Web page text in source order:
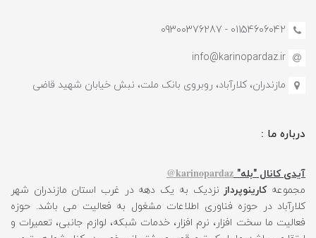
01154606042 - 09300376287
info@karinopardaz.ir
مازندران، کلارآباد، روبروی بانک ملت، نبش خیابان شهید قاضی
درباره ما :
آیدی کانال "بله" karinopardaz@
مجموعهکارینوپرداز نزدیک به یک دهه در غرب استان مازندران شهر
کلارآباد در حوزه فناوری اطلاعات مشغول به فعالیت می باشد. حوزه
فعالیت ما سخت افزار، نرم افزار، خدمات شبکه، لوازم جانبی، تعمیرات و